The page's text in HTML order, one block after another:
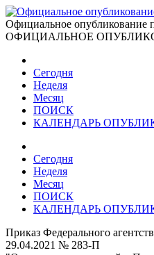
Официальное опубликование
ОФИЦИАЛЬНОЕ
Сегодня
Неделя
Месяц
ПОИСК
КАЛЕНДАРЬ
Сегодня
Неделя
Месяц
ПОИСК
КАЛЕНДАРЬ
Приказ Федерального
29.04.2021 № 283-П